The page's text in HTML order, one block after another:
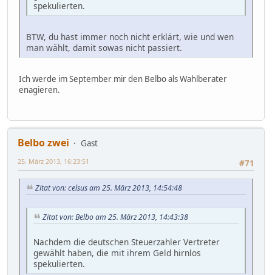
spekulierten.
BTW, du hast immer noch nicht erklärt, wie und wen
man wählt, damit sowas nicht passiert.
Ich werde im September mir den Belbo als Wahlberater
enagieren.
Belbo zwei
Gast
#71
25. März 2013, 16:23:51
Zitat von: celsus am 25. März 2013, 14:54:48
Zitat von: Belbo am 25. März 2013, 14:43:38
Nachdem die deutschen Steuerzahler Vertreter
gewählt haben, die mit ihrem Geld hirnlos
spekulierten.